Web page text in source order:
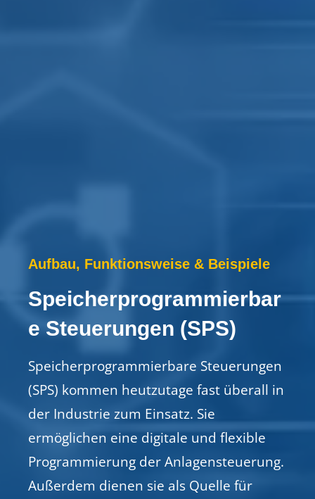
Aufbau, Funktionsweise & Beispiele
Speicherprogrammierbar
e Steuerungen (SPS)
Speicherprogrammierbare Steuerungen
(SPS) kommen heutzutage fast überall in
der Industrie zum Einsatz. Sie
ermöglichen eine digitale und flexible
Programmierung der Anlagensteuerung.
Außerdem dienen sie als Quelle für